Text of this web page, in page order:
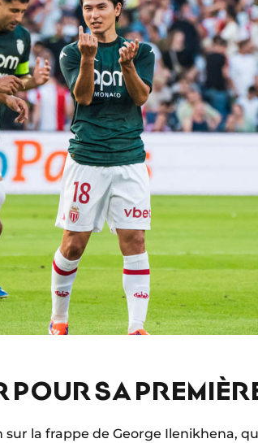
SA
la frappe de George Ilenikhena,